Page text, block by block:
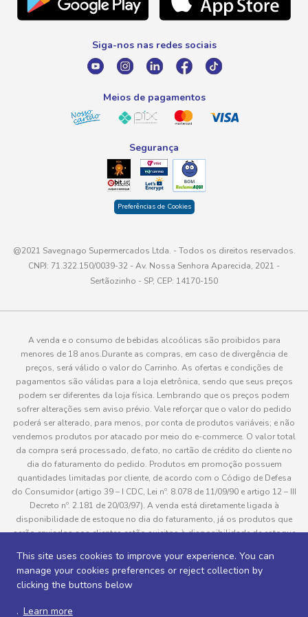
This site uses cookies to improve your experience. You can
manage your cookies preferences or reject collection by
clicking the buttons below
. Learn more
Promoção Fim de Ano
0800 016 6680
atendimento@savegnago.com.br
Siga-nos nas redes sociais
Meios de pagamentos
Segurança
Preferências de Cookies
@2021 Savegnago Supermercados Ltda. - Todos os direitos reservados.
CNPJ: 71.322.150/0039-32 - Av. Nossa Senhora Aparecida, 2021 -
Sertãozinho - SP, CEP: 14170-150
A venda e o consumo de bebidas alcoólicas são proibidos para
menores de 18 anos.Durante as compras, em caso de divergência de
preços, será válido o valor do Carrinho. As ofertas e condições de
pagamentos são válidas para a loja eletrônica, sendo que seus preços
podem ser diferentes da loja física. Lembrando que os preços podem
sofrer alterações sem aviso prévio. Vale reforçar que o valor do pedido
poderá ser alterado, para menos, por conta de produtos variáveis; e não
vendemos produtos por atacado por meio do e-commerce. O valor total
da compra será processado, de fato, no cartão de crédito do cliente no
dia do faturamento do pedido. Produtos em promoção possuem
quantidades limitadas por cliente, de acordo com o Código de Defesa
do Consumidor (artigo 39 – I CDC, Lei nº. 8.078 de 11/09/90 e artigo 12 – III
Decreto nº. 2.181 de 20/03/97). A venda está diretamente ligada à
disponibilidade de estoque no dia do faturamento, já os produtos que
serão enviados aos clientes estão sujeitos à disponibilidade de estoque
pedido do cliente, este não será entregue e o valor do item não será
cobrado. As fotos dos produtos no site são ilustrativas, podendo haver
divergência com o produto real e todos os pedidos estão sujeitos à